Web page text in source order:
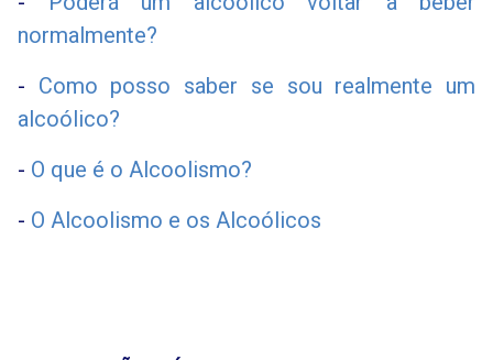
normalmente?
- Como posso saber se sou realmente um
alcoólico?
- O que é o Alcoolismo?
- O Alcoolismo e os Alcoólicos